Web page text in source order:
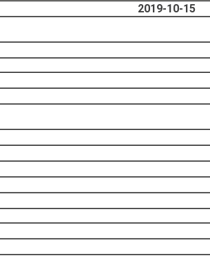
2019-10-15